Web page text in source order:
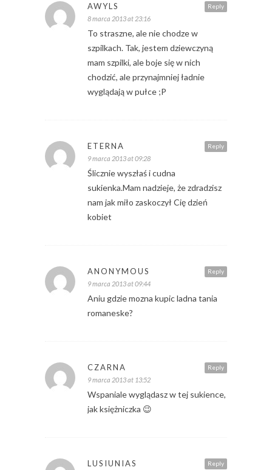
Reply
AWYLS
8 marca 2013 at 23:16
To straszne, ale nie chodze w
szpilkach. Tak, jestem dziewczyną
mam szpilki, ale boje się w nich
chodzić, ale przynajmniej ładnie
wyglądają w pułce ;P
Reply
ETERNA
9 marca 2013 at 09:28
Ślicznie wyszłaś i cudna
sukienka.Mam nadzieje, że zdradzisz
nam jak miło zaskoczył Cię dzień
kobiet
Reply
ANONYMOUS
9 marca 2013 at 09:44
Aniu gdzie mozna kupic ladna tania
romaneske?
Reply
CZARNA
9 marca 2013 at 13:52
Wspaniale wyglądasz w tej sukience,
jak księżniczka 😉
Reply
LUSIUNIAS